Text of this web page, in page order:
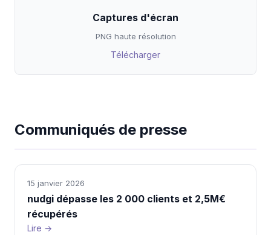
Captures d'écran
PNG haute résolution
Télécharger
Communiqués de presse
15 janvier 2026
nudgi dépasse les 2 000 clients et 2,5M€
récupérés
Lire →